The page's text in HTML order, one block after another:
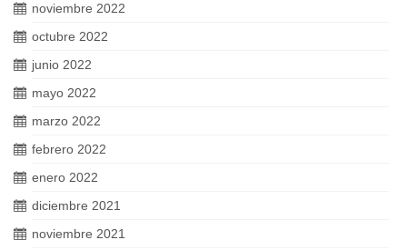
noviembre 2022
octubre 2022
junio 2022
mayo 2022
marzo 2022
febrero 2022
enero 2022
diciembre 2021
noviembre 2021